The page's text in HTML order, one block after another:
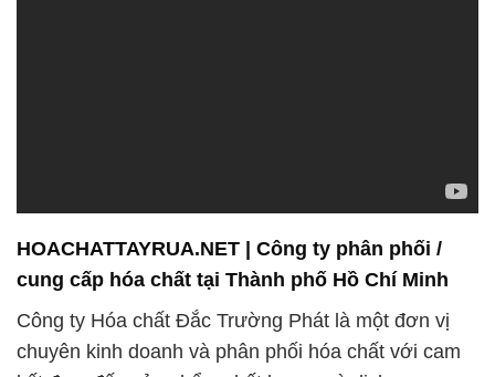
HOACHATTAYRUA.NET | Công ty phân phối /
cung cấp hóa chất tại Thành phố Hồ Chí Minh
Công ty Hóa chất Đắc Trường Phát là một đơn vị
chuyên kinh doanh và phân phối hóa chất với cam